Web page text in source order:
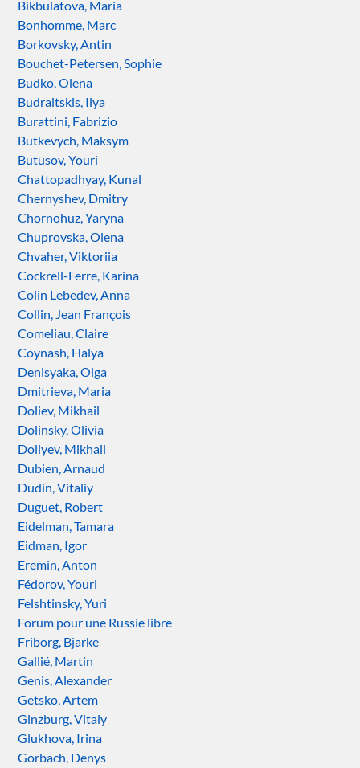
Bikbulatova, Maria
Bonhomme, Marc
Borkovsky, Antin
Bouchet-Petersen, Sophie
Budko, Olena
Budraitskis, Ilya
Burattini, Fabrizio
Butkevych, Maksym
Butusov, Youri
Chattopadhyay, Kunal
Chernyshev, Dmitry
Chornohuz, Yaryna
Chuprovska, Olena
Chvaher, Viktoriia
Cockrell-Ferre, Karina
Colin Lebedev, Anna
Collin, Jean François
Comeliau, Claire
Coynash, Halya
Denisyaka, Olga
Dmitrieva, Maria
Doliev, Mikhail
Dolinsky, Olivia
Doliyev, Mikhail
Dubien, Arnaud
Dudin, Vitaliy
Duguet, Robert
Eidelman, Tamara
Eidman, Igor
Eremin, Anton
Fédorov, Youri
Felshtinsky, Yuri
Forum pour une Russie libre
Friborg, Bjarke
Gallié, Martin
Genis, Alexander
Getsko, Artem
Ginzburg, Vitaly
Glukhova, Irina
Gorbach, Denys